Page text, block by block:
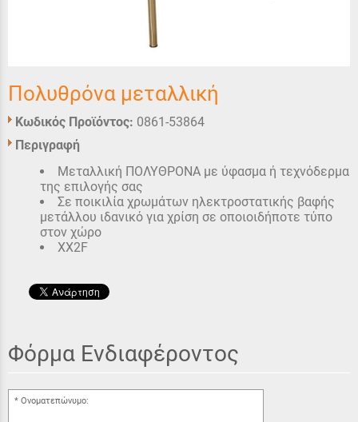
Πολυθρόνα μεταλλική
Κωδικός Προϊόντος: 0861-53864
Περιγραφή
Μεταλλική ΠΟΛΥΘΡΟΝΑ με ύφασμα ή τεχνόδερμα
της επιλογής σας
Σε ποικιλία χρωμάτων ηλεκτροστατικής βαφής
μετάλλου ιδανικό για χρίση σε οποιοιδήποτε τύπο
στον χώρο
XX2F
Φόρμα Ενδιαφέροντος
Ονοματεπώνυμο: